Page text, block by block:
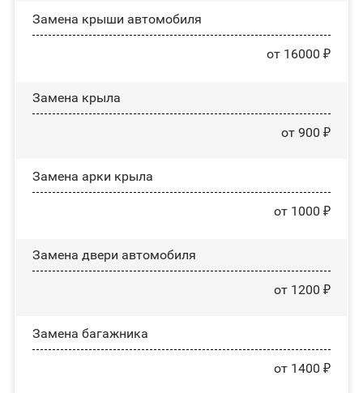
Замена крыши автомобиля
от 16000 ₽
Замена крыла
от 900 ₽
Замена арки крыла
от 1000 ₽
Замена двери автомобиля
от 1200 ₽
Замена багажника
от 1400 ₽